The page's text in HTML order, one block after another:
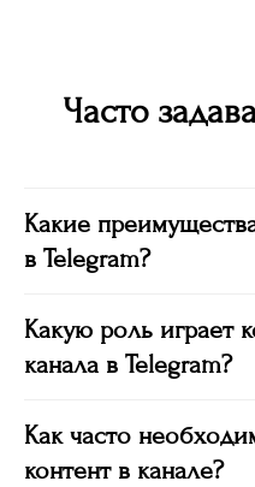
Часто
Какие
в Telegram?
Какую роль играет
канала в Telegram?
Как часто
контент в канале?